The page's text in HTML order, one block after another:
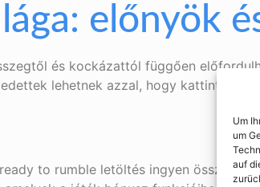
Um
um
auf
előnyök
és kockázattól függően
lehetnek azzal, hogy kattintson
to rumble letöltés ingyen